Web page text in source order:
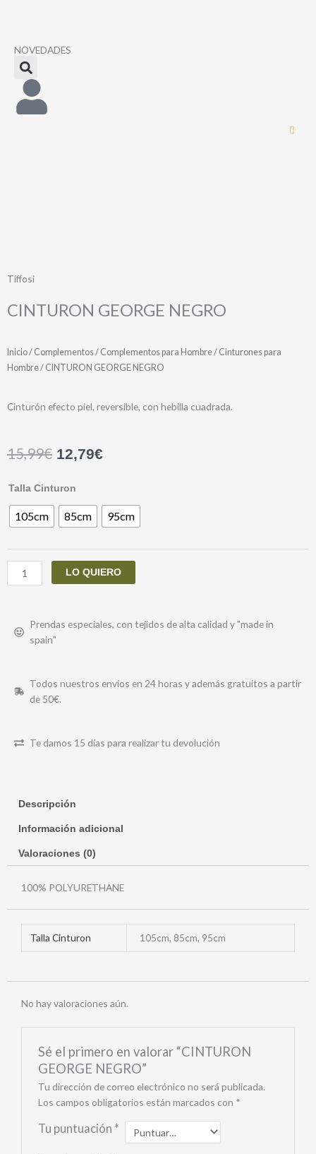
NOVEDADES
0
Tiffosi
CINTURON GEORGE NEGRO
Inicio/ Complementos/ Complementos para Hombre/ Cinturones para
Hombre/ CINTURON GEORGE NEGRO
Cinturón efecto piel, reversible, con hebilla cuadrada.
15,99€ 12,79€
Talla Cinturon
105cm 85cm 95cm
CINTURON
NEGRO
LO QUIERO
Prendas especiales, con tejidos de alta calidad y "made in
spain"
Todos nuestros envíos en 24 horas y además gratuitos a partir
de 50€.
Te damos 15 días para realizar tu devolución
Descripción
Información adicional
Valoraciones (0)
100% POLYURETHANE
Talla Cinturon 105cm, 85cm, 95cm
No hay valoraciones aún.
Sé el primero en valorar “CINTURON
GEORGE NEGRO”
Tu dirección de correo electrónico no será publicada.
Los campos obligatorios están marcados con *
Tu puntuación *